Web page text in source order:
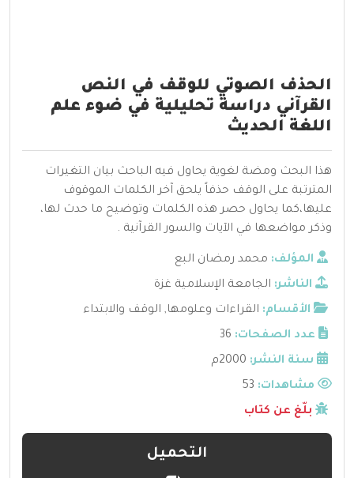
الحذف الصوتي للوقف في النص
القرآني دراسة تحليلية في ضوء علم
اللغة الحديث
هذا البحث ومضة لغوية يحاول فيه الباحث بيان التغيرات
المترتبة على الوقف حذفاً يلحق آخر الكلمات الموقوف
عليها،كما يحاول حصر هذه الكلمات وتوضيح ما حدث لها،
وذكر مواضعها في الآيات والسور القرآنية .
المؤلف: محمد رمضان البع
الناشر: الجامعة الإسلامية غزة
الأقسام: القراءات وعلومها, الوقف والابتداء
عدد الصفحات: 36
سنة النشر: 2000م
مشاهدات:
بلّغ عن كتاب
التحميل